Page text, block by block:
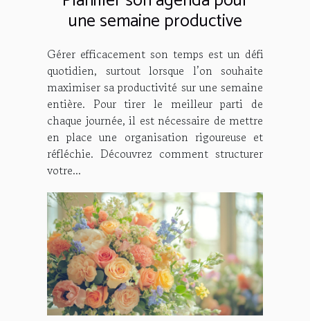
une semaine productive
Gérer efficacement son temps est un défi
quotidien, surtout lorsque l’on souhaite
maximiser sa productivité sur une semaine
entière. Pour tirer le meilleur parti de
chaque journée, il est nécessaire de mettre
en place une organisation rigoureuse et
réfléchie. Découvrez comment structurer
votre...